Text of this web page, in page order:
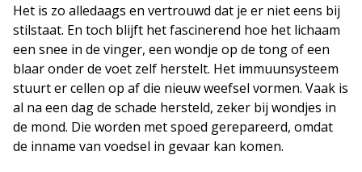
Het is zo alledaags en vertrouwd dat je er niet eens bij
stilstaat. En toch blijft het fascinerend hoe het lichaam
een snee in de vinger, een wondje op de tong of een
blaar onder de voet zelf herstelt. Het immuunsysteem
stuurt er cellen op af die nieuw weefsel vormen. Vaak is
al na een dag de schade hersteld, zeker bij wondjes in
de mond. Die worden met spoed gerepareerd, omdat
de inname van voedsel in gevaar kan komen.